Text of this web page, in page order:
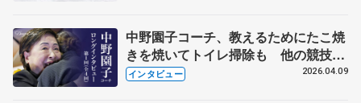
中野園子コーチ、教えるためにたこ焼
きを焼いてトイレ掃除も 他の競技に
も通用するという坂本花織の筋肉
インタビュー 2026.04.09